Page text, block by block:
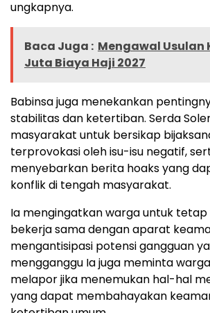
ungkapnya.
Baca Juga : Mengawal Usulan
Juta Biaya Haji 2027
Babinsa juga menekankan
stabilitas dan ketertiban. Serda
masyarakat untuk bersikap
terprovokasi oleh isu-isu negatif,
menyebarkan berita hoaks yang
konflik di tengah masyarakat.
Ia mengingatkan warga untuk
bekerja sama dengan aparat
mengantisipasi potensi gangguan
mengganggu Ia juga meminta
melapor jika menemukan hal-hal
yang dapat membahayakan